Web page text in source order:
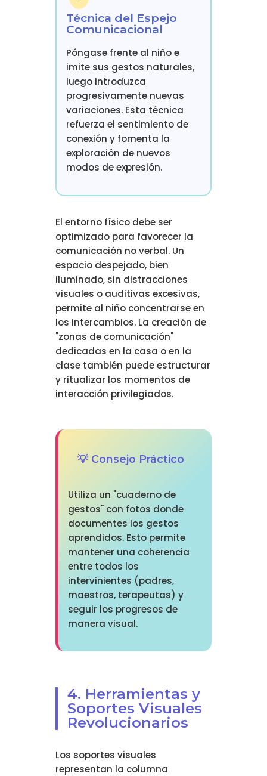
Técnica del Espejo
Comunicacional
Póngase frente al niño e
imite sus gestos naturales,
luego introduzca
progresivamente nuevas
variaciones. Esta técnica
refuerza el sentimiento de
conexión y fomenta la
exploración de nuevos
modos de expresión.
El entorno físico debe ser
optimizado para favorecer la
comunicación no verbal. Un
espacio despejado, bien
iluminado, sin distracciones
visuales o auditivas excesivas,
permite al niño concentrarse en
los intercambios. La creación de
"zonas de comunicación"
dedicadas en la casa o en la
clase también puede estructurar
y ritualizar los momentos de
interacción privilegiados.
💡 Consejo Práctico
Utiliza un "cuaderno de
gestos" con fotos donde
documentes los gestos
aprendidos. Esto permite
mantener una coherencia
entre todos los
intervinientes (padres,
maestros, terapeutas) y
seguir los progresos de
manera visual.
4. Herramientas y
Soportes Visuales
Revolucionarios
Los soportes visuales
representan la columna